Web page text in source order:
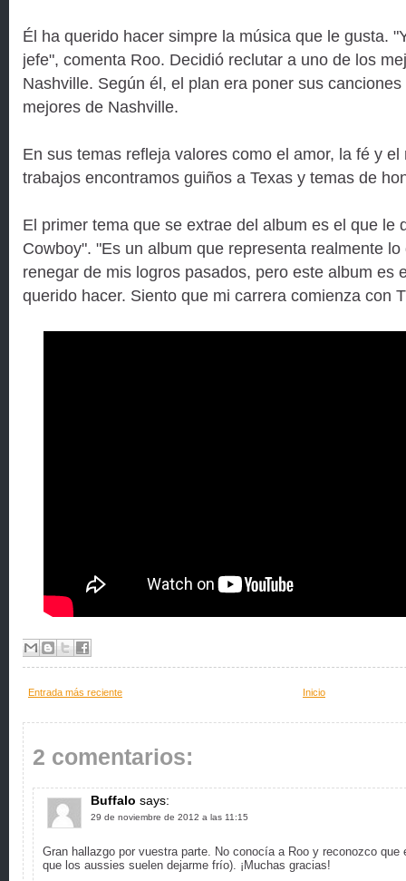
Él ha querido hacer simpre la música que le gusta.
jefe", comenta Roo. Decidió reclutar a uno de los
Nashville. Según él, el plan era poner sus
mejores de Nashville.
En sus temas refleja valores como el amor, la fé y el
trabajos encontramos guiños a Texas y temas de
El primer tema que se extrae del album es el que le
Cowboy". "Es un album que representa realmente
renegar de mis logros pasados, pero este album es
querido hacer. Siento que mi carrera comienza con
Entrada más reciente Inicio
2 comentarios:
Buffalo says:
29 de noviembre de 2012 a las 11:15
Gran hallazgo por vuestra parte. No conocía a Roo y reconozco
que los aussies suelen dejarme frío). ¡Muchas gracias!